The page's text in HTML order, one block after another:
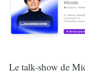
Le talk-show de